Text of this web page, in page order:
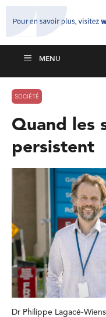
SOCIÉTÉ
Quand les
persistent
Dr Philippe Lagacé-